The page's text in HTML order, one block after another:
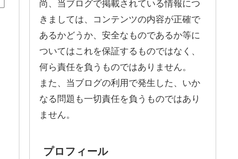
きましては、コンテンツの内容が正確で
あるかどうか、安全なものであるか等に
ついてはこれを保証するものではなく、
何ら責任を負うものではありません。
また、当ブログの利用で発生した、いか
なる問題も一切責任を負うものではあり
ません。
プロフィール